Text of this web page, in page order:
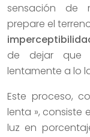
sensación de
prepare el
de dejar que
lentamente a lo
Este proceso,
lenta », consiste
luz en